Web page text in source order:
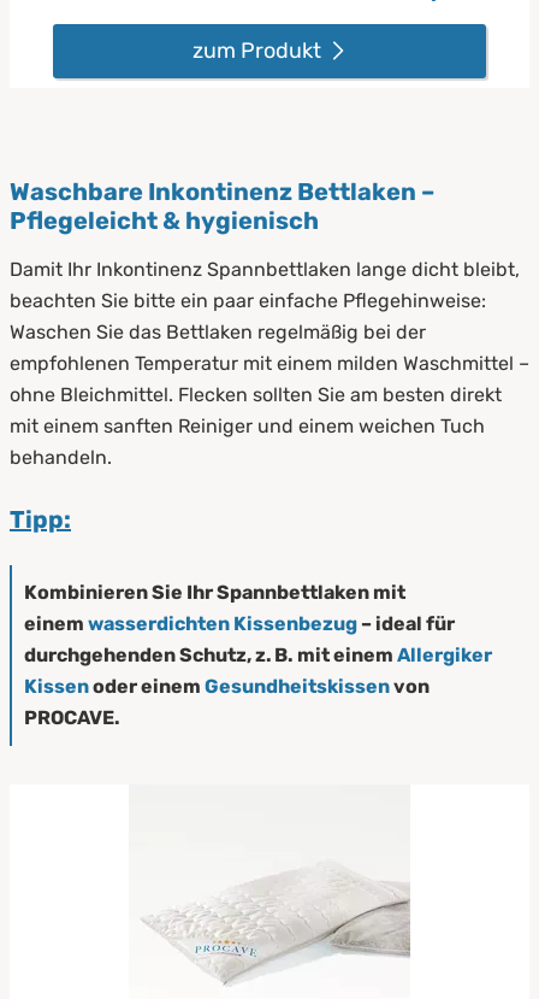
zum Produkt
Waschbare Inkontinenz Bettlaken –
Pflegeleicht & hygienisch
Damit Ihr Inkontinenz Spannbettlaken lange dicht bleibt,
beachten Sie bitte ein paar einfache Pflegehinweise:
Waschen Sie das Bettlaken regelmäßig bei der
empfohlenen Temperatur mit einem milden Waschmittel –
ohne Bleichmittel. Flecken sollten Sie am besten direkt
mit einem sanften Reiniger und einem weichen Tuch
behandeln.
Tipp:
Kombinieren Sie Ihr Spannbettlaken mit
einem wasserdichten Kissenbezug – ideal für
durchgehenden Schutz, z. B. mit einem Allergiker
Kissenoder einem Gesundheitskissenvon
PROCAVE.